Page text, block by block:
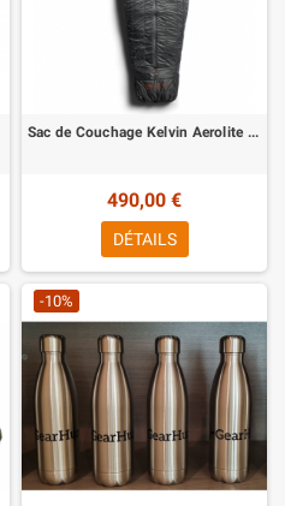
Sac de Couchage Kelvin Aerolite 30 Sleeping Bag
490,00 €
DÉTAILS
-10%